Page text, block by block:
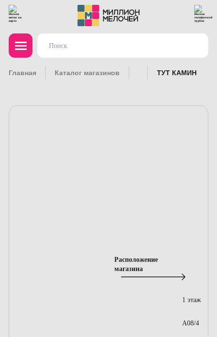
Главная Каталог магазинов ТУТ КАМИН
Расположение
магазина
1 этаж
A08/4